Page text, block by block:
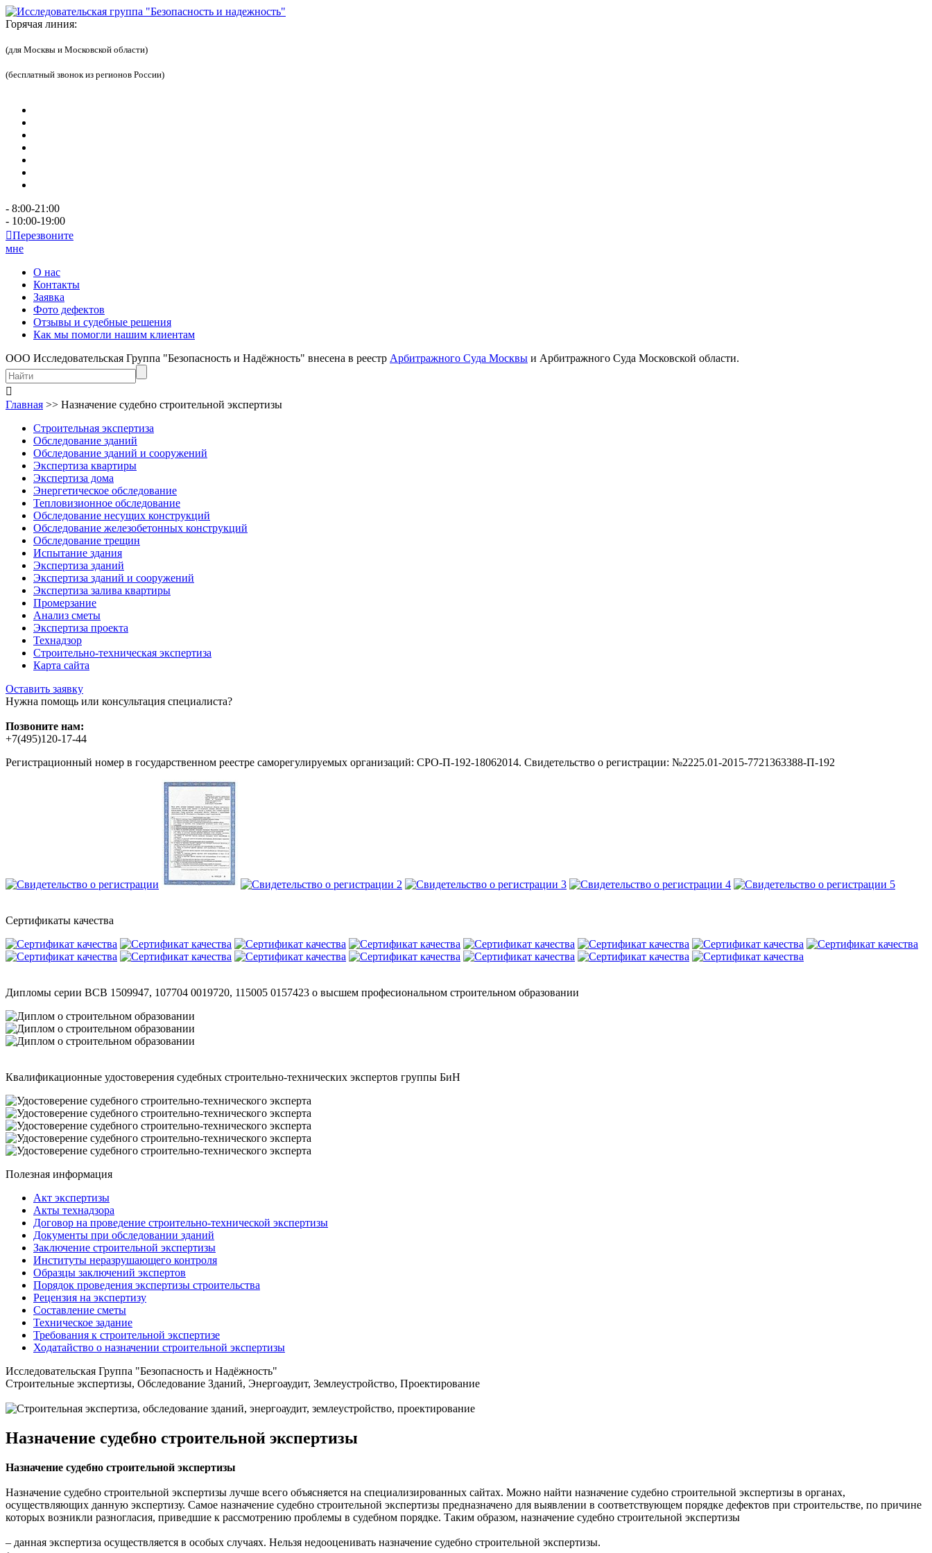
Горячая линия:
(для Москвы и Московской области)
(бесплатный звонок из регионов России)
- 8:00-21:00
- 10:00-19:00
Перезвоните
мне
О нас
Контакты
Заявка
Фото дефектов
Отзывы и судебные решения
Как мы помогли нашим клиентам
ООО Исследовательская Группа "Безопасность и Надёжность" внесена в реестр Арбитражного Суда Москвы и Арбитражного Суда Московской области.
Главная >> Назначение судебно строительной экспертизы
Строительная экспертиза
Обследование зданий
Обследование зданий и сооружений
Экспертиза квартиры
Экспертиза дома
Энергетическое обследование
Тепловизионное обследование
Обследование несущих конструкций
Обследование железобетонных конструкций
Обследование трещин
Испытание здания
Экспертиза зданий
Экспертиза зданий и сооружений
Экспертиза залива квартиры
Промерзание
Анализ сметы
Экспертиза проекта
Технадзор
Строительно-техническая экспертиза
Карта сайта
Оставить заявку
Нужна помощь или консультация специалиста?
Позвоните нам:
+7(495)120-17-44
Регистрационный номер в государственном реестре саморегулируемых организаций: СРО-П-192-18062014. Свидетельство о регистрации: №2225.01-2015-7721363388-П-192
Сертификаты качества
Дипломы серии ВСВ 1509947, 107704 0019720, 115005 0157423 о высшем професиональном строительном образовании
Квалификационные удостоверения судебных строительно-технических экспертов группы БиН
Полезная информация
Акт экспертизы
Акты технадзора
Договор на проведение строительно-технической экспертизы
Документы при обследовании зданий
Заключение строительной экспертизы
Институты неразрушающего контроля
Образцы заключений экспертов
Порядок проведения экспертизы строительства
Рецензия на экспертизу
Составление сметы
Техническое задание
Требования к строительной экспертизе
Ходатайство о назначении строительной экспертизы
Исследовательская Группа "Безопасность и Надёжность"
Строительные экспертизы, Обследование Зданий, Энергоаудит, Землеустройство, Проектирование
Назначение судебно строительной экспертизы
Назначение судебно строительной экспертизы
Назначение судебно строительной экспертизы лучше всего объясняется на специализированных сайтах. Можно найти назначение судебно строительной экспертизы в органах,
осуществляющих данную экспертизу. Самое назначение судебно строительной экспертизы предназначено для выявлении в соответствующем порядке дефектов при строительстве, по причине
которых возникли разногласия, приведшие к рассмотрению проблемы в судебном порядке. Таким образом, назначение судебно строительной экспертизы
– данная экспертиза осуществляется в особых случаях. Нельзя недооценивать назначение судебно строительной экспертизы.